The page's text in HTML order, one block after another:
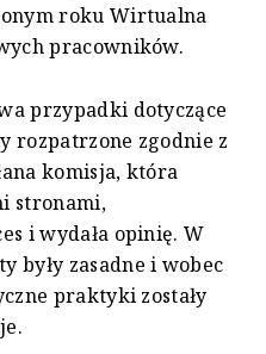
roku Wirtualna
pracowników.
przypadki dotyczące
rozpatrzone zgodnie z
komisja, która
stronami,
i wydała opinię. W
były zasadne i wobec
praktyki zostały